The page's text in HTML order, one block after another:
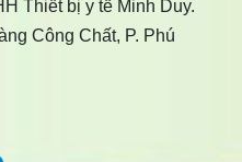
Thiết bị y tế Minh Duy.
Công Chất, P. Phú